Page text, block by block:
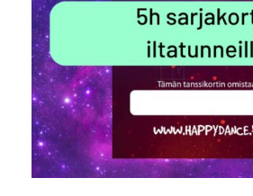
LISÄÄ OSTOSKORIIN /